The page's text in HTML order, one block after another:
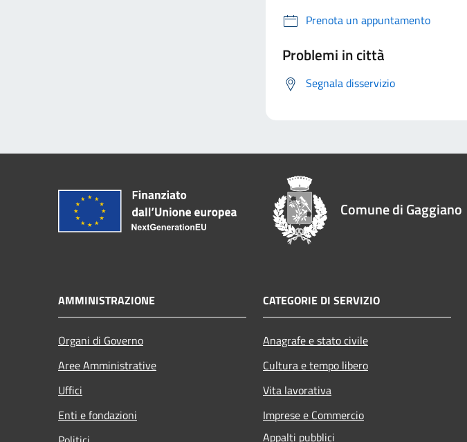
Prenota un appuntamento
Problemi in città
Segnala disservizio
Comune di Gaggiano
AMMINISTRAZIONE
Organi di Governo
Aree Amministrative
Uffici
Enti e fondazioni
CATEGORIE DI SERVIZIO
Anagrafe e stato civile
Cultura e tempo libero
Vita lavorativa
Imprese e Commercio
Appalti pubblici